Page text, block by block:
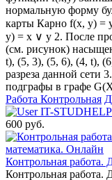
нормальную форму
карты Карно f(x, y)
y) = x ∨ y 2. После
(см. рисунок)
t), (5, 3), (5, 6), (4, t),
разреза данной сети
подграфы в графе
Работа Контрольная
IT-STUDHELP
600 руб.
Контрольная работа.
Контрольная работа.